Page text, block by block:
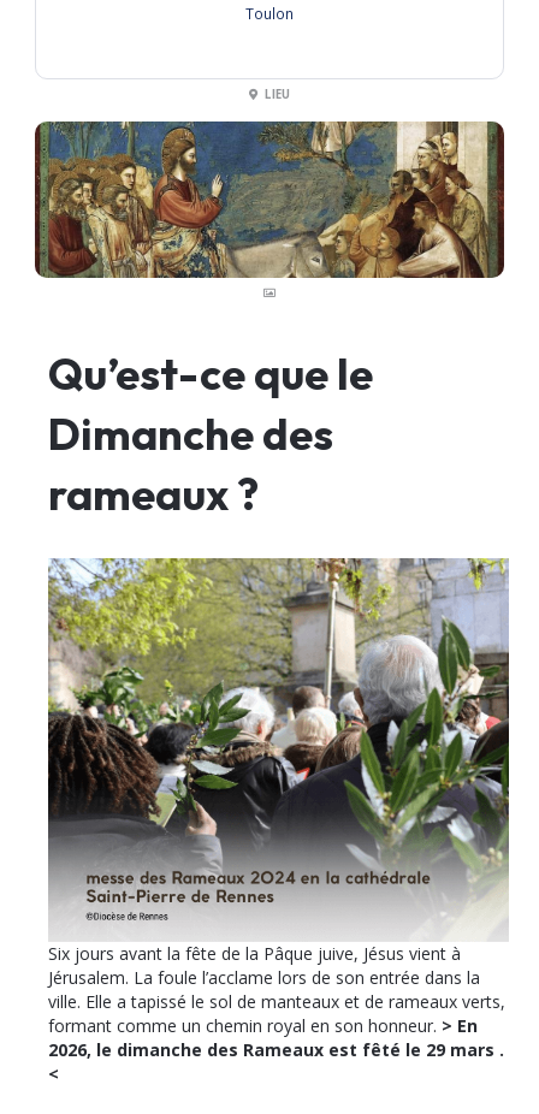
Toulon
LIEU
Qu’est-ce que le
Dimanche des
rameaux ?
Six jours avant la fête de la Pâque juive, Jésus vient à
Jérusalem. La foule l’acclame lors de son entrée dans la
ville. Elle a tapissé le sol de manteaux et de rameaux verts,
formant comme un chemin royal en son honneur. > En
2026, le dimanche des Rameaux est fêté le 29 mars .
<